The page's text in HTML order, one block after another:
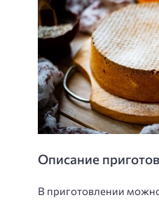
Описание
В приготовлении